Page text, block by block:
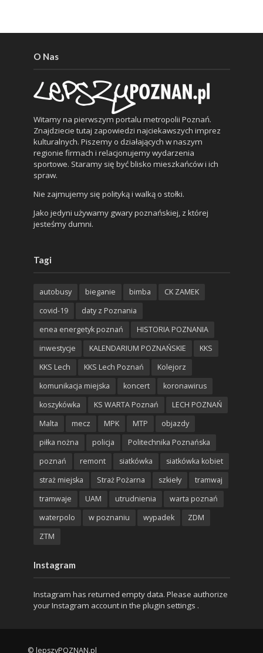
O Nas
Witamy na pierwszym portalu metropolii Poznań.
Znajdziecie tutaj zapowiedzi najciekawszych imprez
kulturalnych. Piszemy o działających w naszym
regionie firmach i relacjonujemy wydarzenia
sportowe. Staramy się być blisko mieszkańców i ich
spraw.
Nie zajmujemy się polityką i walką o stołki.
Jako jedyni używamy gwary poznańskiej, z której
jesteśmy dumni.
Tagi
autobusy bieganie bimba
CK ZAMEK
covid-19
daty z Poznania
enea energetyk poznań
HISTORIA POZNANIA
inwestycje
KALENDARIUM POZNAŃSKIE
KKS
KKS Lech
KKS Lech Poznań
Kolejorz
komunikacja miejska
koncert
koronawirus
koszykówka
KS WARTA Poznań
LECH POZNAŃ
Malta
mecz MPK MTP
objazdy
piłka nożna
policja
Politechnika Poznańska
poznań
remont siatkówka
siatkówka kobiet
straż miejska
Straż Pożarna szkieły
tramwaj
tramwaje
UAM utrudnienia
warta poznań
waterpolo
w poznaniu wypadek
ZDM
ZTM
Instagram
Instagram has returned empty data. Please authorize
your Instagram account in the plugin settings .
© lepszyPOZNAN.pl